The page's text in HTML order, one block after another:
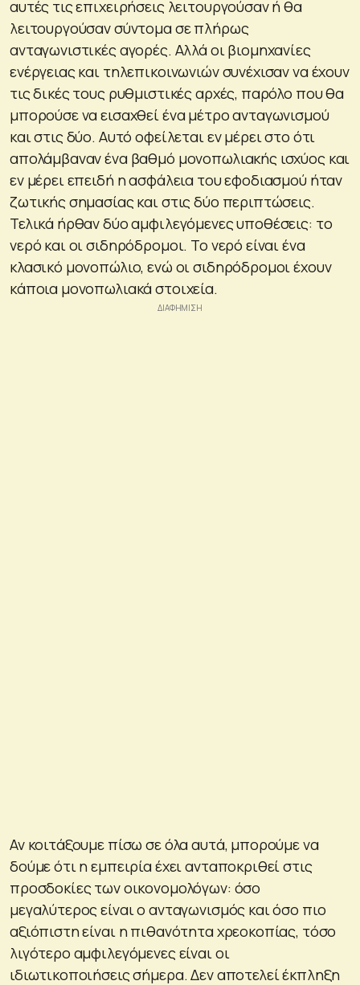
αυτές τις επιχειρήσεις λειτουργούσαν ή θα
λειτουργούσαν σύντομα σε πλήρως
ανταγωνιστικές αγορές. Αλλά οι βιομηχανίες
ενέργειας και τηλεπικοινωνιών συνέχισαν να έχουν
τις δικές τους ρυθμιστικές αρχές, παρόλο που θα
μπορούσε να εισαχθεί ένα μέτρο ανταγωνισμού
και στις δύο. Αυτό οφείλεται εν μέρει στο ότι
απολάμβαναν ένα βαθμό μονοπωλιακής ισχύος και
εν μέρει επειδή η ασφάλεια του εφοδιασμού ήταν
ζωτικής σημασίας και στις δύο περιπτώσεις.
Τελικά ήρθαν δύο αμφιλεγόμενες υποθέσεις: το
νερό και οι σιδηρόδρομοι. Το νερό είναι ένα
κλασικό μονοπώλιο, ενώ οι σιδηρόδρομοι έχουν
κάποια μονοπωλιακά στοιχεία.
Αν κοιτάξουμε πίσω σε όλα αυτά, μπορούμε να
δούμε ότι η εμπειρία έχει ανταποκριθεί στις
προσδοκίες των οικονομολόγων: όσο
μεγαλύτερος είναι ο ανταγωνισμός και όσο πιο
αξιόπιστη είναι η πιθανότητα χρεοκοπίας, τόσο
λιγότερο αμφιλεγόμενες είναι οι
ιδιωτικοποιήσεις σήμερα. Δεν αποτελεί έκπληξη